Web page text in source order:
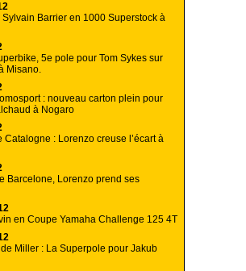
Barrier en 1000 Superstock à
5e pole pour Tom Sykes sur
Misano.
: nouveau carton plein pour
à Nogaro
Catalogne : Lorenzo creuse l’écart à
Barcelone, Lorenzo prend ses
en Coupe Yamaha Challenge 125 4T
Miller : La Superpole pour Jakub